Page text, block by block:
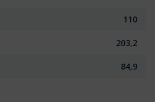
110
203,2
84,9